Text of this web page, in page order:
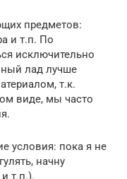
предметов:
и т.п. По
исключительно
лад лучше
т.к.
виде, мы часто
условия: пока я не
начну
т.п.).